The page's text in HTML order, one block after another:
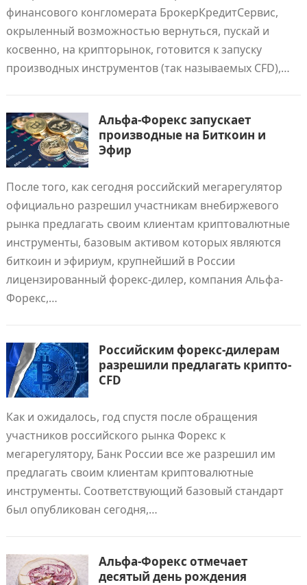
финансового конгломерата БрокерКредитСервис,
окрыленный возможностью вернуться, пускай и
косвенно, на крипторынок, готовится к запуску
производных инструментов (так называемых CFD),…
Альфа-Форекс запускает
производные на Биткоин и
Эфир
После того, как сегодня российский мегарегулятор
официально разрешил участникам внебиржевого
рынка предлагать своим клиентам криптовалютные
инструменты, базовым активом которых являются
биткоин и эфириум, крупнейший в России
лицензированный форекс-дилер, компания Альфа-
Форекс,…
Российским форекс-дилерам
разрешили предлагать крипто-
CFD
Как и ожидалось, год спустя после обращения
участников российского рынка Форекс к
мегарегулятору, Банк России все же разрешил им
предлагать своим клиентам криптовалютные
инструменты. Соответствующий базовый стандарт
был опубликован сегодня,…
Альфа-Форекс отмечает
десятый день рождения